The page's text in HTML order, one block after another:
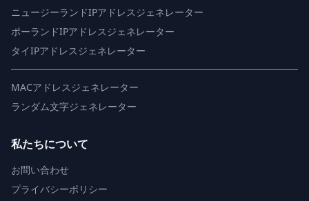
ニュージーランドIPアドレスジェネレーター
ポーランドIPアドレスジェネレーター
タイIPアドレスジェネレーター
MACアドレスジェネレーター
ランダム文字ジェネレーター
私たちについて
お問い合わせ
プライバシーポリシー